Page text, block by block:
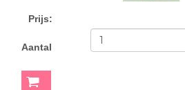
Prijs:
Aantal